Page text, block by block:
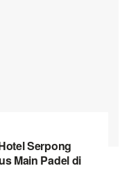
Serpong
Main Padel di